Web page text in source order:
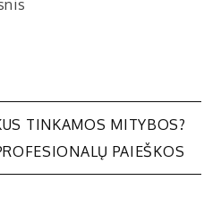
TINKAMOS MITYBOS?
PAIEŠKOS